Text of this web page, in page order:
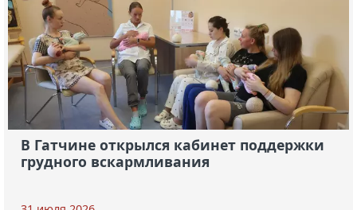
В Гатчине открылся кабинет поддержки
грудного вскармливания